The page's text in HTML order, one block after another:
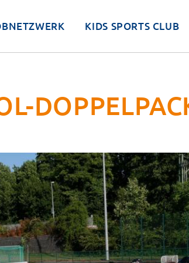
KIDS SPORTS CLUB